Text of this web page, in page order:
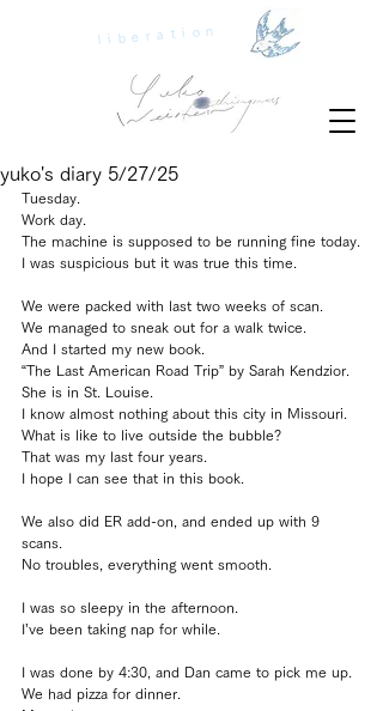
liberation
yuko's diary 5/27/25
Tuesday.
Work day.
The machine is supposed to be running fine today.
I was suspicious but it was true this time.
We were packed with last two weeks of scan.
We managed to sneak out for a walk twice.
And I started my new book.
“The Last American Road Trip” by Sarah Kendzior.
She is in St. Louise.
I know almost nothing about this city in Missouri.
What is like to live outside the bubble?
That was my last four years.
I hope I can see that in this book.
We also did ER add-on, and ended up with 9
scans.
No troubles, everything went smooth.
I was so sleepy in the afternoon.
I’ve been taking nap for while.
I was done by 4:30, and Dan came to pick me up.
We had pizza for dinner.